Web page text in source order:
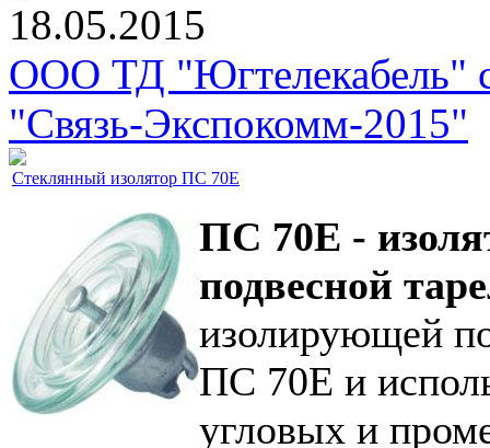
18.05.2015
ООО ТД "Югтелекабель"
"Связь-Экспокомм-2015"
Стеклянный изолятор ПС 70Е
ПС 70Е -
подвесной
изолирующей
ПС 70Е и
угловых и